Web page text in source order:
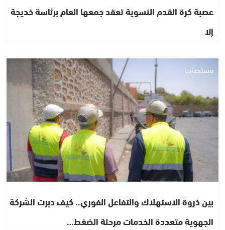
عصبة كرة القدم النسوية تعقد جمعها العام برئاسة خديجة
إلا
مستجدات
بين ذروة الاستهلاك والتفاعل الفوري.. كيف دبرت الشركة
الجهوية متعددة الخدمات مرحلة الضغط…